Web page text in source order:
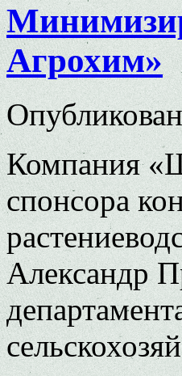
Агрохим»
Компания
спонсора
Александр